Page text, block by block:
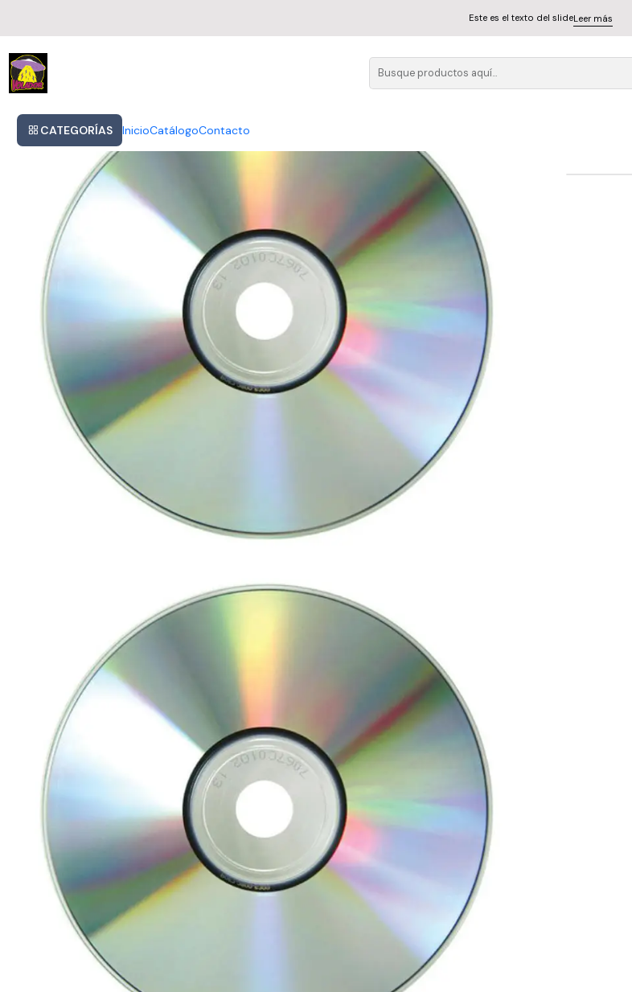
CATEGORÍAS InicioCatálogoContacto
Este es el texto del slideLeer más